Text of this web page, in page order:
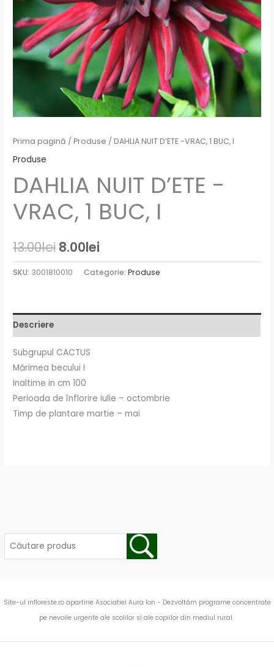
Prima pagină /Produse / DAHLIA NUIT D’ETE -VRAC, 1 BUC, I
Produse
DAHLIA NUIT D’ETE -
VRAC, 1 BUC, I
13.00lei 8.00lei
SKU: 3001810010 Categorie:Produse
Descriere
Subgrupul CACTUS
Mărimea becului I
Inaltime in cm 100
Perioada de înflorire iulie – octombrie
Timp de plantare martie – mai
Site-ul infloreste.ro apartine Asociatiei Aura Ion - Dezvoltăm programe concentrate
pe nevoile urgente ale scolilor si ale copiilor din mediul rural.